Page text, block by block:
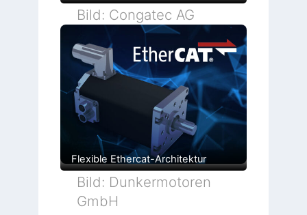
Bild: Congatec AG
Flexible Ethercat-Architektur
Bild: Dunkermotoren
GmbH